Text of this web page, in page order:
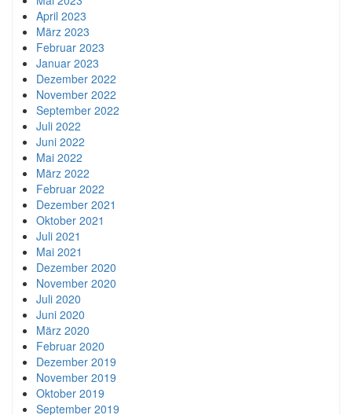
April 2023
März 2023
Februar 2023
Januar 2023
Dezember 2022
November 2022
September 2022
Juli 2022
Juni 2022
Mai 2022
März 2022
Februar 2022
Dezember 2021
Oktober 2021
Juli 2021
Mai 2021
Dezember 2020
November 2020
Juli 2020
Juni 2020
März 2020
Februar 2020
Dezember 2019
November 2019
Oktober 2019
September 2019